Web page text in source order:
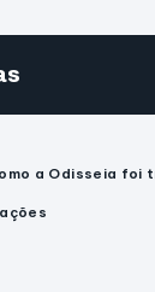
a Odisseia foi